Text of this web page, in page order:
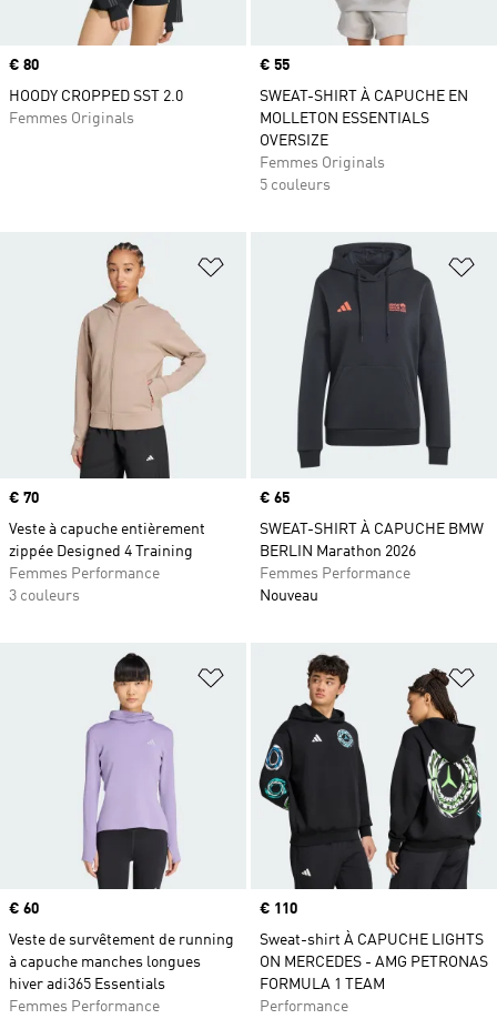
Prix
€ 80
HOODY CROPPED SST 2.0
Femmes Originals
Prix
€ 55
SWEAT-SHIRT À CAPUCHE EN
MOLLETON ESSENTIALS
OVERSIZE
Femmes Originals
5 couleurs
Ajouter à la Liste de produits
Prix
€ 70
Veste à capuche entièrement
zippée Designed 4 Training
Femmes Performance
3 couleurs
Prix
€ 65
SWEAT-SHIRT À CAPUCHE BMW
BERLIN Marathon 2026
Femmes Performance
Nouveau
Ajouter à la Liste de produits
Prix
€ 60
Veste de survêtement de running
à capuche manches longues
hiver adi365 Essentials
Femmes Performance
Prix
€ 110
Sweat-shirt À CAPUCHE LIGHTS
ON MERCEDES - AMG PETRONAS
FORMULA 1 TEAM
Performance